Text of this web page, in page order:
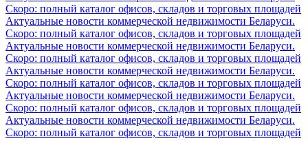
Скоро: полный каталог офисов, складов и торговых площадей
Актуальные новости коммерческой недвижимости Беларуси.
Скоро: полный каталог офисов, складов и торговых площадей
Актуальные новости коммерческой недвижимости Беларуси.
Скоро: полный каталог офисов, складов и торговых площадей
Актуальные новости коммерческой недвижимости Беларуси.
Скоро: полный каталог офисов, складов и торговых площадей
Актуальные новости коммерческой недвижимости Беларуси.
Скоро: полный каталог офисов, складов и торговых площадей
Актуальные новости коммерческой недвижимости Беларуси.
Скоро: полный каталог офисов, складов и торговых площадей